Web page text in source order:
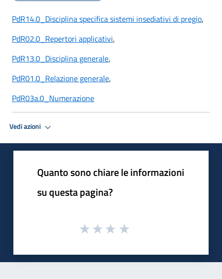
PdR14.0_Disciplina specifica sistemi insediativi di pregio,
PdR02.0_Repertori applicativi,
PdR13.0_Disciplina generale,
PdR01.0_Relazione generale,
PdR03a.0_Numerazione
Vedi azioni
Quanto sono chiare le informazioni
su questa pagina?